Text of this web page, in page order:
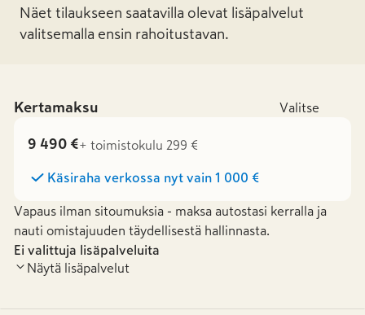
Näet tilaukseen saatavilla olevat lisäpalvelut
valitsemalla ensin rahoitustavan.
Kertamaksu Valitse
9 490 €+ toimistokulu 299 €
Käsiraha verkossa nyt vain 1 000 €
Vapaus ilman sitoumuksia - maksa autostasi kerralla ja
nauti omistajuuden täydellisestä hallinnasta.
Ei valittuja lisäpalveluita
Näytä lisäpalvelut